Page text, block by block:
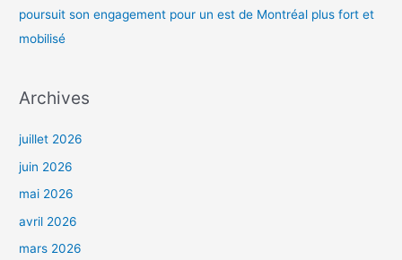
poursuit son engagement pour un est de Montréal plus fort et
mobilisé
Archives
juillet 2026
juin 2026
mai 2026
avril 2026
mars 2026